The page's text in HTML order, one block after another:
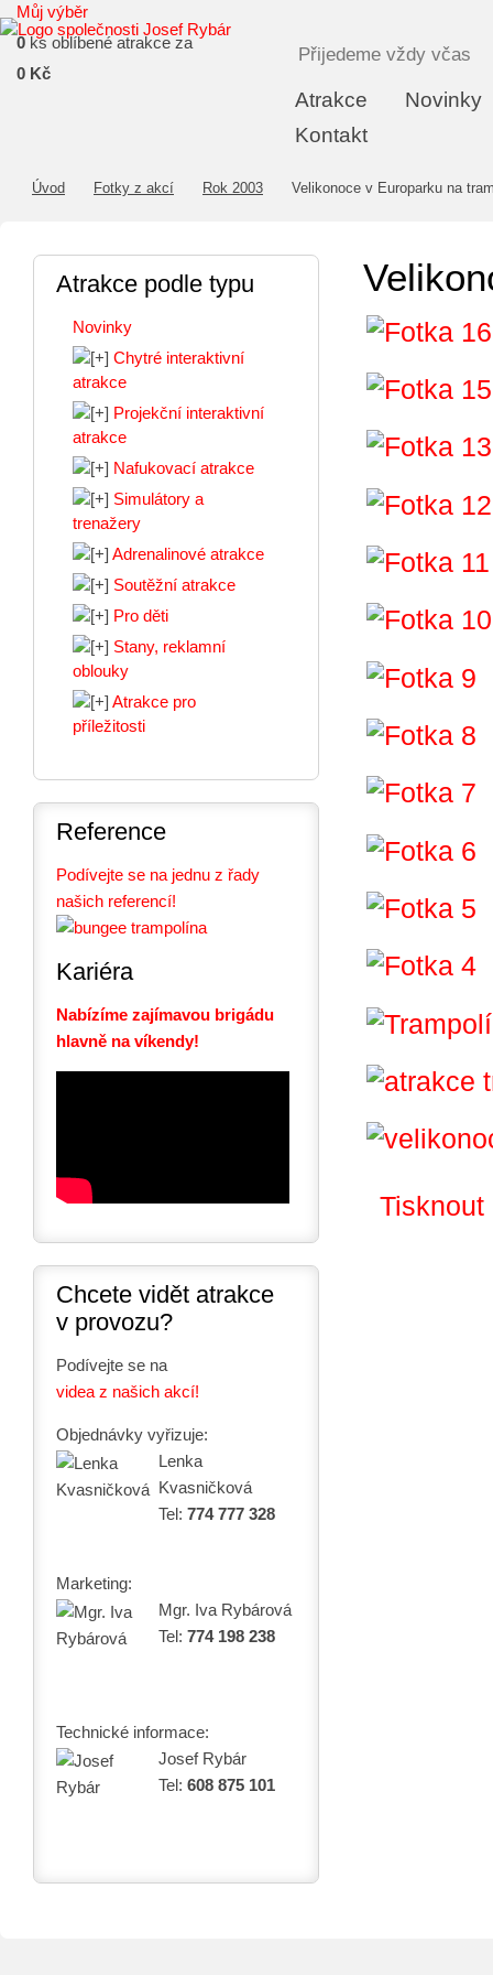
Atrakce
Novinky
Kontakt
Můj výběr
0 ks oblíbené atrakce za
0 Kč
Přijedeme vždy včas
Úvod Fotky z akcí Rok 2003 Velikonoce v Europarku na
Tisknout
Atrakce podle typu
Novinky
Chytré interaktivní
atrakce
Projekční interaktivní
atrakce
Nafukovací atrakce
Simulátory a
trenažery
Adrenalinové atrakce
Soutěžní atrakce
Pro děti
Stany, reklamní
oblouky
Atrakce pro
příležitosti
Reference
Podívejte se na jednu z řady
našich referencí!
Kariéra
Nabízíme zajímavou brigádu
hlavně na víkendy!
Chcete vidět atrakce
v provozu?
Podívejte se na
videa z našich akcí!
Objednávky vyřizuje:
Lenka
Kvasničková
Tel: 774 777 328
Marketing:
Mgr. Iva Rybárová
Tel: 774 198 238
Technické informace:
Josef Rybár
Tel: 608 875 101